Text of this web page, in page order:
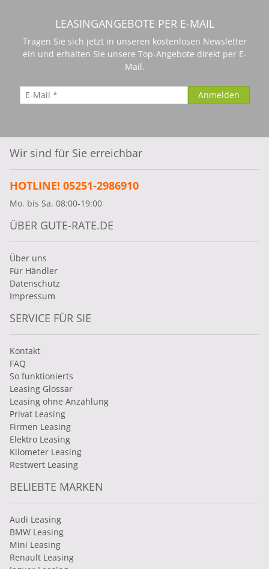
LEASINGANGEBOTE PER E-MAIL
Tragen Sie sich jetzt in unseren kostenlosen Newsletter
ein und erhalten Sie unsere Top-Angebote direkt per E-
Mail.
Wir sind für Sie erreichbar
HOTLINE! 05251-2986910
Mo. bis Sa. 08:00-19:00
ÜBER GUTE-RATE.DE
Über uns
Für Händler
Datenschutz
Impressum
SERVICE FÜR SIE
Kontakt
FAQ
So funktionierts
Leasing Glossar
Leasing ohne Anzahlung
Privat Leasing
Firmen Leasing
Elektro Leasing
Kilometer Leasing
Restwert Leasing
BELIEBTE MARKEN
Audi Leasing
BMW Leasing
Mini Leasing
Renault Leasing